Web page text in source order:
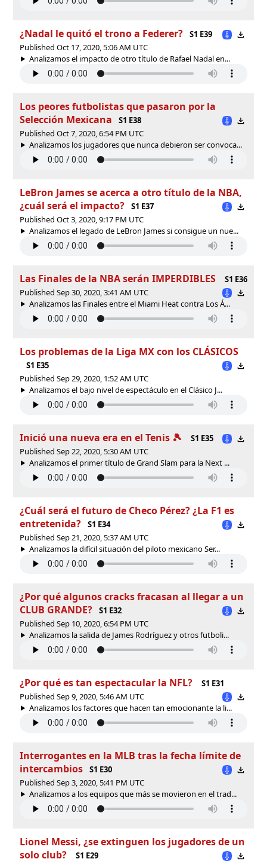
¿Nadal le quitó el trono a Federer?
S1 E39
Published Oct 17, 2020, 5:06 AM UTC
Analizamos el impacto de otro título de Rafael Nadal en...
Los peores futbolistas que pasaron por la
Selección Mexicana
S1 E38
Published Oct 7, 2020, 6:54 PM UTC
Analizamos los jugadores que nunca debieron ser convoca...
LeBron James se acerca a otro título de la NBA,
¿cuál será el impacto?
S1 E37
Published Oct 3, 2020, 9:17 PM UTC
Analizamos el legado de LeBron James si consigue un nue...
Las Finales de la NBA serán IMPERDIBLES
S1 E36
Published Sep 30, 2020, 3:41 AM UTC
Analizamos las Finales entre el Miami Heat contra Los Á...
Los problemas de la Liga MX con los CLÁSICOS
S1 E35
Published Sep 29, 2020, 1:52 AM UTC
Analizamos el bajo nivel de espectáculo en el Clásico J...
Inició una nueva era en el Tenis 🎾
S1 E35
Published Sep 22, 2020, 5:30 AM UTC
Analizamos el primer título de Grand Slam para la Next ...
¿Cuál será el futuro de Checo Pérez? ¿La F1 es
entretenida?
S1 E34
Published Sep 21, 2020, 5:37 AM UTC
Analizamos la difícil situación del piloto mexicano Ser...
¿Por qué algunos cracks fracasan al llegar a un
CLUB GRANDE?
S1 E32
Published Sep 10, 2020, 6:54 PM UTC
Analizamos la salida de James Rodríguez y otros futboli...
¿Por qué es tan espectacular la NFL?
S1 E31
Published Sep 9, 2020, 5:46 AM UTC
Analizamos los factores que hacen tan emocionante la li...
Interrogantes en la MLB tras la fecha límite de
intercambios
S1 E30
Published Sep 3, 2020, 5:41 PM UTC
Analizamos a los equipos que más se movieron en el trad...
Lionel Messi, ¿se extinguen los jugadores de un
solo club?
S1 E29